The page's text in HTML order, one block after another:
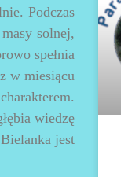
Podczas
solnej,
spełnia
w miesiącu
wiedzę
jest